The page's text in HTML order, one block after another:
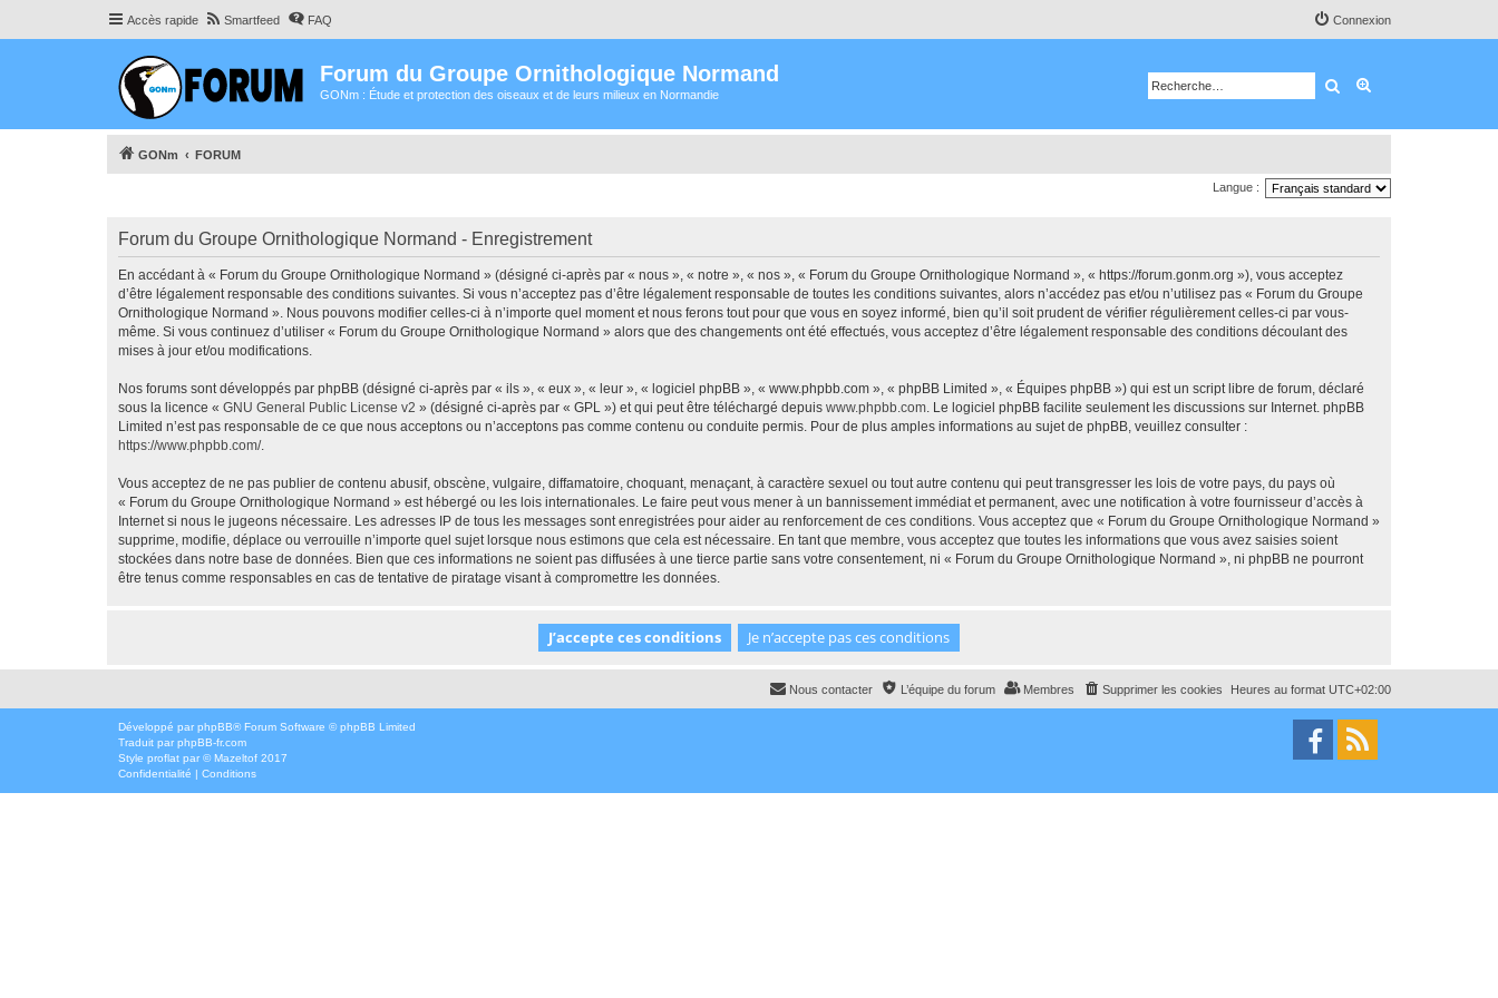
Accès rapide Smartfeed FAQ Connexion
Forum du Groupe Ornithologique Normand
GONm : Étude et protection des oiseaux et de leurs milieux en Normandie Rechercher
GONm FORUM
Langue :
Forum du Groupe Ornithologique Normand - Enregistrement
En accédant à « Forum du Groupe Ornithologique Normand » (désigné ci-après par « nous », « notre », « nos », « Forum du Groupe Ornithologique Normand », « https://forum.gonm.org »), vous acceptez
d’être légalement responsable des conditions suivantes. Si vous n’acceptez pas d’être légalement responsable de toutes les conditions suivantes, alors n’accédez pas et/ou n’utilisez pas « Forum du Groupe
Ornithologique Normand ». Nous pouvons modifier celles-ci à n’importe quel moment et nous ferons tout pour que vous en soyez informé, bien qu’il soit prudent de vérifier régulièrement celles-ci par vous-
même. Si vous continuez d’utiliser « Forum du Groupe Ornithologique Normand » alors que des changements ont été effectués, vous acceptez d’être légalement responsable des conditions découlant des
mises à jour et/ou modifications.
Nos forums sont développés par phpBB (désigné ci-après par « ils », « eux », « leur », « logiciel phpBB », « www.phpbb.com », « phpBB Limited », « Équipes phpBB ») qui est un script libre de forum, déclaré
sous la licence « GNU General Public License v2 » (désigné ci-après par « GPL ») et qui peut être téléchargé depuis www.phpbb.com . Le logiciel phpBB facilite seulement les discussions sur Internet. phpBB
Limited n’est pas responsable de ce que nous acceptons ou n’acceptons pas comme contenu ou conduite permis. Pour de plus amples informations au sujet de phpBB, veuillez consulter :
https://www.phpbb.com/.
Vous acceptez de ne pas publier de contenu abusif, obscène, vulgaire, diffamatoire, choquant, menaçant, à caractère sexuel ou tout autre contenu qui peut transgresser les lois de votre pays, du pays où
« Forum du Groupe Ornithologique Normand » est hébergé ou les lois internationales. Le faire peut vous mener à un bannissement immédiat et permanent, avec une notification à votre fournisseur d’accès à
Internet si nous le jugeons nécessaire. Les adresses IP de tous les messages sont enregistrées pour aider au renforcement de ces conditions. Vous acceptez que « Forum du Groupe Ornithologique Normand »
supprime, modifie, déplace ou verrouille n’importe quel sujet lorsque nous estimons que cela est nécessaire. En tant que membre, vous acceptez que toutes les informations que vous avez saisies soient
stockées dans notre base de données. Bien que ces informations ne soient pas diffusées à une tierce partie sans votre consentement, ni « Forum du Groupe Ornithologique Normand », ni phpBB ne pourront
être tenus comme responsables en cas de tentative de piratage visant à compromettre les données.
Heures au format UTC+02:00
Supprimer les cookies
Membres
L’équipe du forum
Nous contacter
Développé par phpBB® Forum Software © phpBB Limited
Traduit par phpBB-fr.com
Style proflat par ©Mazeltof 2017
Confidentialité | Conditions